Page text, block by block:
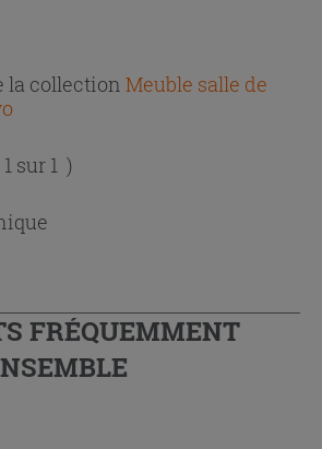
la collection Meuble salle de
sur 1 )
FRÉQUEMMENT